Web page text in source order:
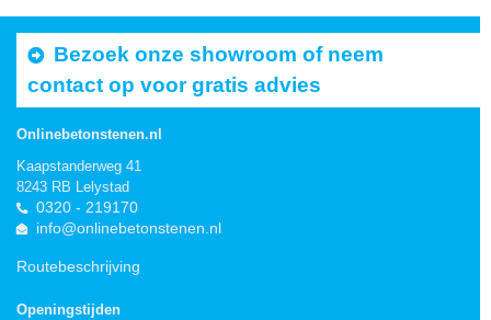
Bezoek onze showroom of neem
contact op voor gratis advies
Onlinebetonstenen.nl
Kaapstanderweg 41
8243 RB Lelystad
0320 - 219170
info@onlinebetonstenen.nl
Routebeschrijving
Openingstijden